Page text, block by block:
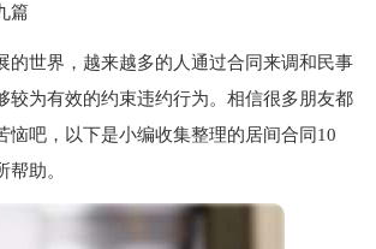
篇
世界，越来越多的人通过合同来调和民事
较为有效的约束违约行为。相信很多朋友都
恼吧，以下是小编收集整理的居间合同10
助。